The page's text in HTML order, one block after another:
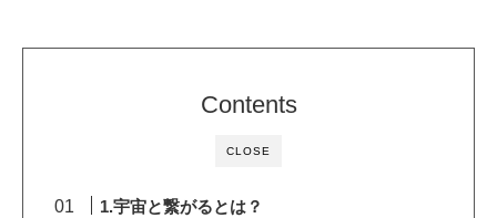
CLOSE
Contents
1.宇宙と繋がるとは？